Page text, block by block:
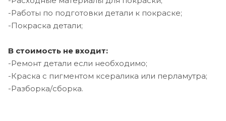
-Работы по подготовки детали к покраске;
-Покраска детали;
В стоимость не входит:
-Ремонт детали если необходимо;
-Краска с пигментом ксералика или перламутра;
-Разборка/сборка.